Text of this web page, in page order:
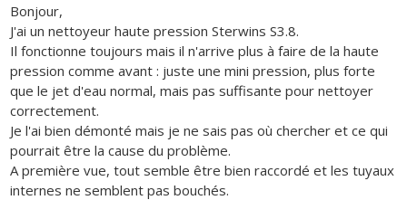
Bonjour,
J'ai un nettoyeur haute pression Sterwins S3.8.
Il fonctionne toujours mais il n'arrive plus à faire de la haute
pression comme avant : juste une mini pression, plus forte
que le jet d'eau normal, mais pas suffisante pour nettoyer
correctement.
Je l'ai bien démonté mais je ne sais pas où chercher et ce qui
pourrait être la cause du problème.
A première vue, tout semble être bien raccordé et les tuyaux
internes ne semblent pas bouchés.